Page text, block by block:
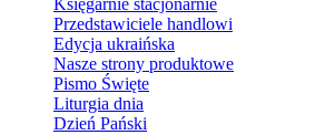
Księgarnie stacjonarnie
Przedstawiciele handlowi
Edycja ukraińska
Nasze strony produktowe
Pismo Święte
Liturgia dnia
Dzień Pański